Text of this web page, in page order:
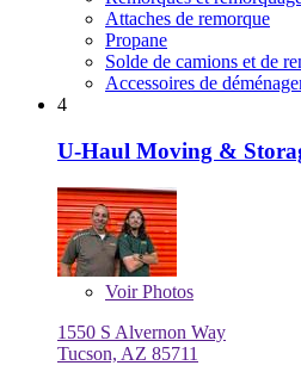
Attaches de remorque
Propane
Solde de camions et de
Accessoires de
4
U-Haul Moving &
VoirPhotos
1550 S Alvernon Way
Tucson, AZ 85711